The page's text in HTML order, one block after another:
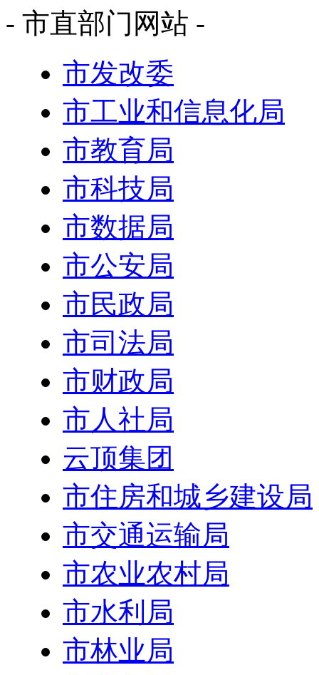
- 市直部门网站 -
市发改委
市工业和信息化局
市教育局
市科技局
市数据局
市公安局
市民政局
市司法局
市财政局
市人社局
云顶集团
市住房和城乡建设局
市交通运输局
市农业农村局
市水利局
市林业局